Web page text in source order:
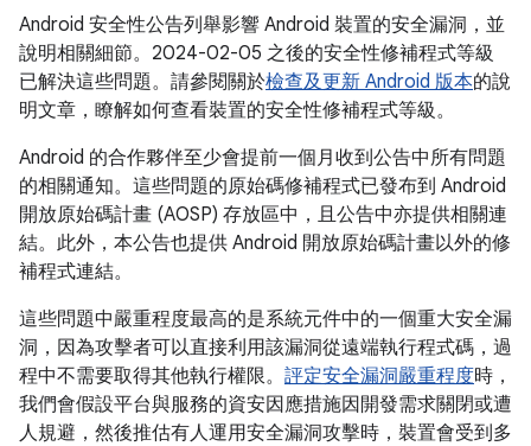
Android 安全性公告列舉影響 Android 裝置的安全漏洞，並
說明相關細節。2024-02-05 之後的安全性修補程式等級
已解決這些問題。請參閱關於檢查及更新 Android 版本的說
明文章，瞭解如何查看裝置的安全性修補程式等級。
Android 的合作夥伴至少會提前一個月收到公告中所有問題
的相關通知。這些問題的原始碼修補程式已發布到 Android
開放原始碼計畫 (AOSP) 存放區中，且公告中亦提供相關連
結。此外，本公告也提供 Android 開放原始碼計畫以外的修
補程式連結。
這些問題中嚴重程度最高的是系統元件中的一個重大安全漏
洞，因為攻擊者可以直接利用該漏洞從遠端執行程式碼，過
程中不需要取得其他執行權限。 評定安全漏洞嚴重程度時，
我們會假設平台與服務的資安因應措施因開發需求關閉或遭
人規避，然後推估有人運用安全漏洞攻擊時，裝置會受到多